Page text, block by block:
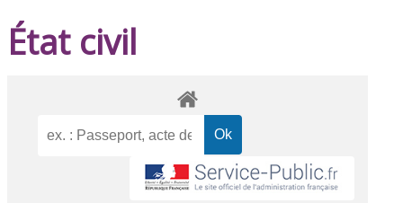
État civil